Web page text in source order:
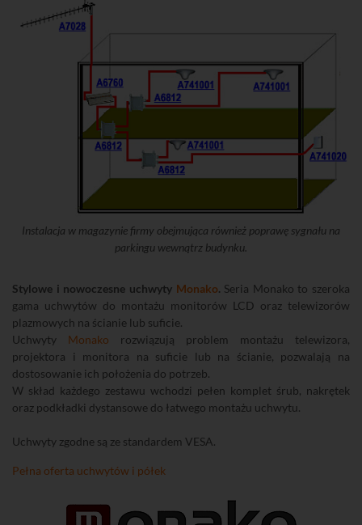
Instalacja w magazynie firmy obejmująca również poprawę sygnału na
parkingu wewnątrz budynku.
Stylowe i nowoczesne uchwyty Monako. Seria Monako to szeroka
gama uchwytów do montażu monitorów LCD oraz telewizorów
plazmowych na ścianie lub suficie.
Uchwyty Monako rozwiązują problem montażu telewizora,
projektora i monitora na suficie lub na ścianie, pozwalają na
dostosowanie ich położenia do potrzeb.
W skład każdego zestawu wchodzi pełen komplet śrub, nakrętek
oraz podkładki dystansowe do łatwego montażu uchwytu.
Uchwyty zgodne są ze standardem VESA.
Pełna oferta uchwytów i półek